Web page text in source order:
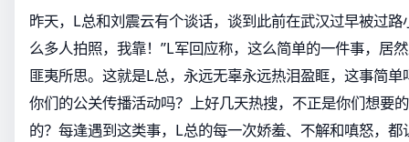
昨天，L总和刘震云有个谈话，谈到此前在武汉过早被过路
么多人拍照，我靠！”L军回应称，这么简单的一件事，居
匪夷所思。这就是L总，永远无辜永远热泪盈眶，这事简
你们的公关传播活动吗？上好几天热搜，不正是你们想要
的？每逢遇到这类事，L总的每一次娇羞、不解和嗔怒，